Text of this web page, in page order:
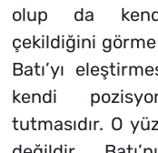
olup da
çekildiğini görme
Batı’yı
kendi
tutmasıdır. O